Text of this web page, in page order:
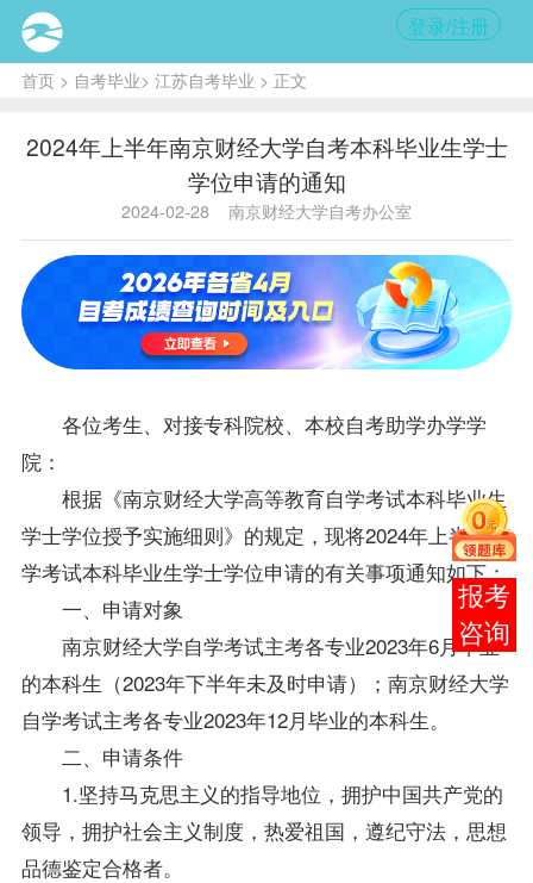
登录/注册
首页> 自考毕业> 江苏自考毕业 > 正文
2024年上半年南京财经大学自考本科毕业生学士
学位申请的通知
2024-02-28 南京财经大学自考办公室
各位考生、对接专科院校、本校自考助学办学学
院：
根据《南京财经大学高等教育自学考试本科毕业生
学士学位授予实施细则》的规定，现将2024年上半年自
学考试本科毕业生学士学位申请的有关事项通知如下：
一、申请对象
南京财经大学自学考试主考各专业2023年6月毕业
的本科生（2023年下半年未及时申请）；南京财经大学
自学考试主考各专业2023年12月毕业的本科生。
二、申请条件
1.坚持马克思主义的指导地位，拥护中国共产党的
领导，拥护社会主义制度，热爱祖国，遵纪守法，思想
品德鉴定合格者。
在线
客服